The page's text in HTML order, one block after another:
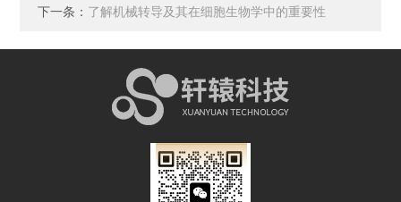
下一条： 了解机械转导及其在细胞生物学中的重要性